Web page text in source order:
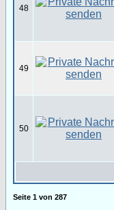
48
49
50
Seite 1 von 287